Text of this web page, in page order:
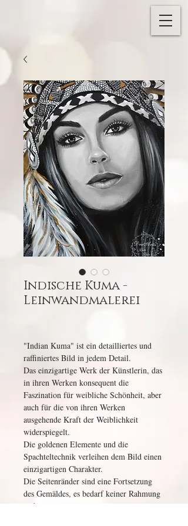
Indische Kuma -
Leinwandmalerei
"Indian Kuma" ist ein detailliertes und
raffiniertes Bild in jedem Detail.
Das einzigartige Werk der Künstlerin, das
in ihren Werken konsequent die
Faszination für weibliche Schönheit, aber
auch für die von ihren Werken
ausgehende Kraft der Weiblichkeit
widerspiegelt.
Die goldenen Elemente und die
Spachteltechnik verleihen dem Bild einen
einzigartigen Charakter.
Die Seitenränder sind eine Fortsetzung
des Gemäldes, es bedarf keiner Rahmung
mehr.